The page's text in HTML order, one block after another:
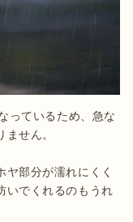
っているため、急な
せん。
部分が濡れにくく
いでくれるのもうれ